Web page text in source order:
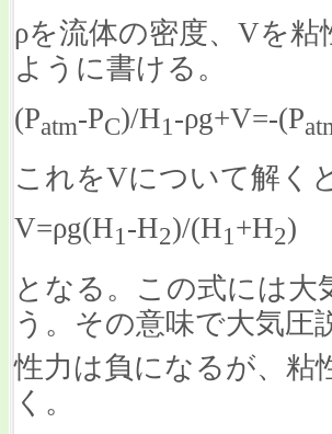
ρを流体の密度、Vを粘
ように書ける。
(Patm-PC)/H1-ρg+V=-(P
これをVについて解く
V=ρg(H1-H2)/(H1+H2)
となる。この式には
う。その意味で大気圧
性力は負になるが、粘
く。